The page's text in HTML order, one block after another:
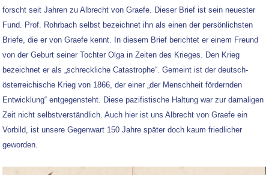
forscht seit Jahren zu Albrecht von Graefe. Dieser Brief ist sein neuester
Fund. Prof. Rohrbach selbst bezeichnet ihn als einen der persönlichsten
Briefe, die er von Graefe kennt. In diesem Brief berichtet er einem Freund
von der Geburt seiner Tochter Olga in Zeiten des Krieges. Den Krieg
bezeichnet er als „schreckliche Catastrophe“. Gemeint ist der deutsch-
österreichische Krieg von 1866, der einer „der Menschheit fördernden
Entwicklung“ entgegensteht. Diese pazifistische Haltung war zur damaligen
Zeit nicht selbstverständlich. Auch hier ist uns Albrecht von Graefe ein
Vorbild, ist unsere Gegenwart 150 Jahre später doch kaum friedlicher
geworden.